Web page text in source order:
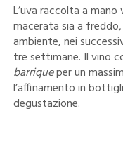
L’uva raccolta a
macerata sia a
ambiente, nei
tre settimane. Il vino
barriqueper un
l’affinamento in
degustazione.